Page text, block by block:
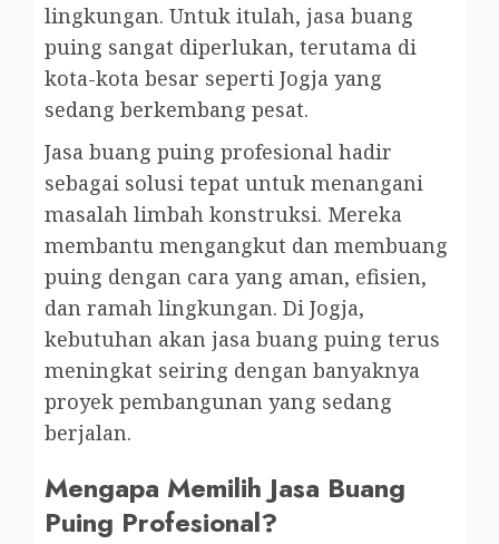
lingkungan. Untuk itulah, jasa buang
puing sangat diperlukan, terutama di
kota-kota besar seperti Jogja yang
sedang berkembang pesat.
Jasa buang puing profesional hadir
sebagai solusi tepat untuk menangani
masalah limbah konstruksi. Mereka
membantu mengangkut dan membuang
puing dengan cara yang aman, efisien,
dan ramah lingkungan. Di Jogja,
kebutuhan akan jasa buang puing terus
meningkat seiring dengan banyaknya
proyek pembangunan yang sedang
berjalan.
Mengapa Memilih Jasa Buang
Puing Profesional?